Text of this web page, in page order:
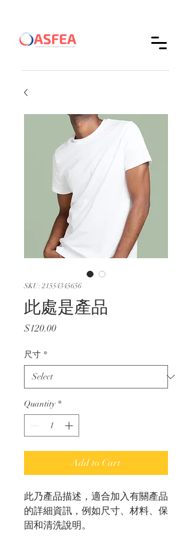
SKU: 21554345656
此處是產品
$120.00Price
尺寸 *
Quantity *
Add to Cart
此乃產品描述，適合加入有關產品
的詳細資訊，例如尺寸、材料、保
固和清洗說明。